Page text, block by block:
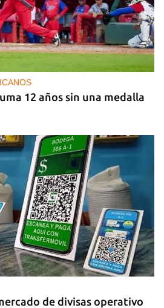
del viernes 7 de agosto de
12 años sin una medalla
de divisas operativo